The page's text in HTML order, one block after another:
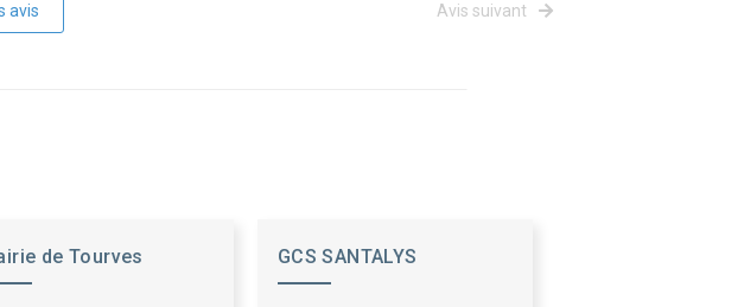
avis Avis suivant
de Tourves
GCS SANTALYS